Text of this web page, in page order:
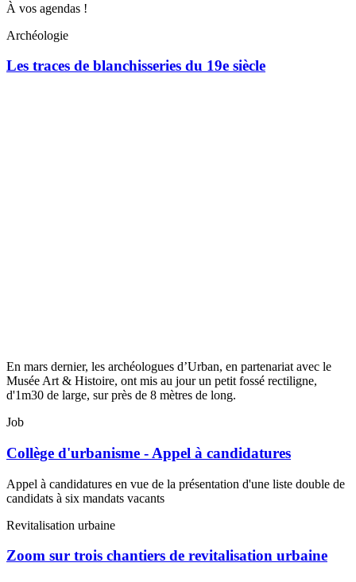
À vos agendas !
Archéologie
Les traces de blanchisseries du 19e siècle
En mars dernier, les archéologues d’Urban, en partenariat avec le
Musée Art & Histoire, ont mis au jour un petit fossé rectiligne,
d'1m30 de large, sur près de 8 mètres de long.
Job
Collège d'urbanisme - Appel à candidatures
Appel à candidatures en vue de la présentation d'une liste double de
candidats à six mandats vacants
Revitalisation urbaine
Zoom sur trois chantiers de revitalisation urbaine